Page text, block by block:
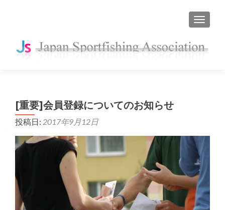
ナビゲ
[重要]会員登録についてのお知らせ
投稿日: 2017年9月12日